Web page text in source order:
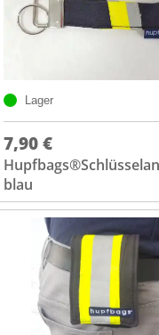
Lager
7,90 €
blau